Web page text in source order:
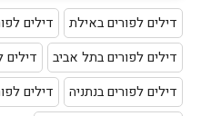
דילים לפורים באילת
דילים
דילים לפורים בתל אביב
דילים
דילים לפורים בנתניה
דילים